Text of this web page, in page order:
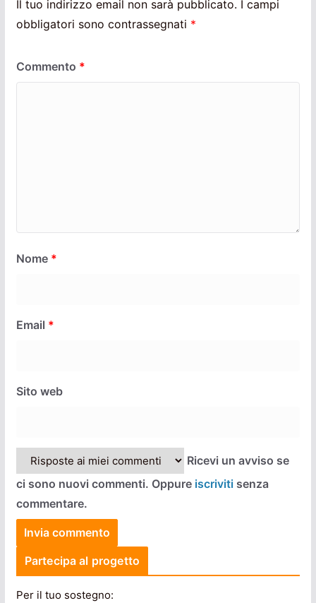
Il tuo indirizzo email non sarà pubblicato. I campi
obbligatori sono contrassegnati *
Commento *
Nome *
Email *
Sito web
Ricevi un avviso se
ci sono nuovi commenti. Oppure iscrivitisenza
commentare.
Partecipa al progetto
Per il tuo sostegno: